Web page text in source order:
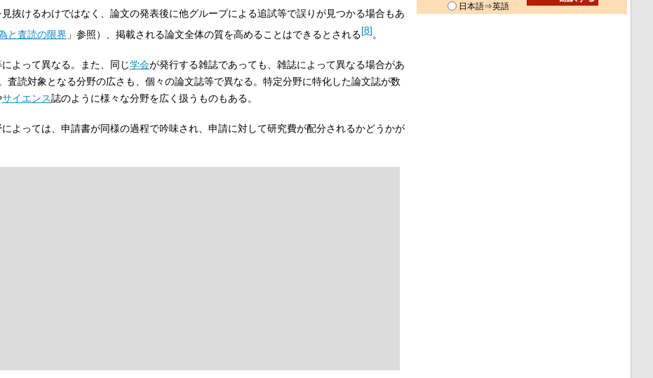
抜けるわけではなく、論文の発表後に他グループによる追試等で誤りが見つかる場合もあ
と査読の限界 」参照）、掲載される論文全体の質を高めることはできるとされる[8]。
よって異なる。また、同じ学会が発行する雑誌であっても、雑誌によって異なる場合があ
査読対象となる分野の広さも、個々の論文誌等で異なる。特定分野に特化した論文誌が数
サイエンス誌のように様々な分野を広く扱うものもある。
によっては、申請書が同様の過程で吟味され、申請に対して研究費が配分されるかどうかが
日本語⇒英語